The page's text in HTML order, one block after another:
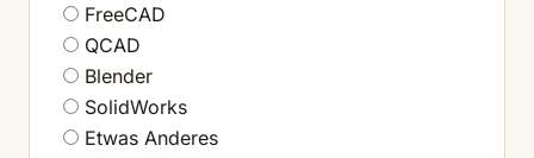
FreeCAD
QCAD
Blender
SolidWorks
Etwas Anderes